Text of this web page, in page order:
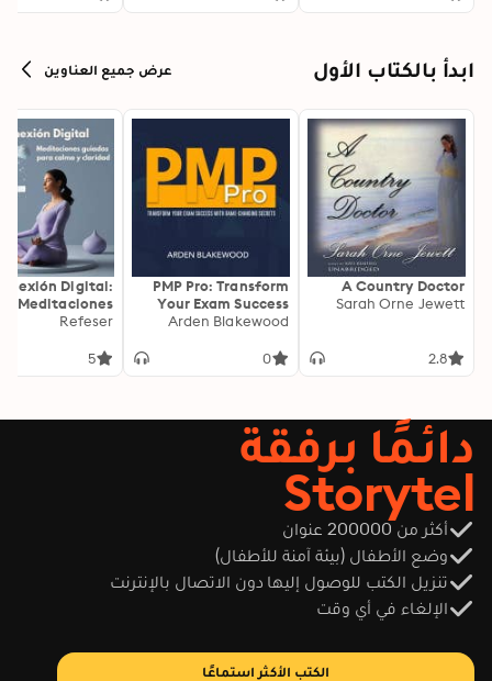
ابدأ بالكتاب الأول عرض جميع العناوين
A Country Doctor
Sarah Orne Jewett
2.8
PMP Pro: Transform
Your Exam Success
with Game-Changing
PMP exam results!
performance on test
day."
Arden Blakewood
0
Digital:
Meditaciones
para Calma y
Refeser
5
دائمًا برفقة
Storytel
أكثر من 200000 عنوان
وضع الأطفال (بيئة آمنة للأطفال)
تنزيل الكتب للوصول إليها دون الاتصال بالإنترنت
الإلغاء في أي وقت
الكتب الأكثر استماعًا